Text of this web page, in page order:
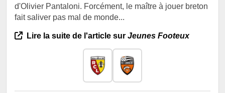
d'Olivier Pantaloni. Forcément, le maître à jouer breton
fait saliver pas mal de monde...
Lire la suite de l'article sur Jeunes Footeux